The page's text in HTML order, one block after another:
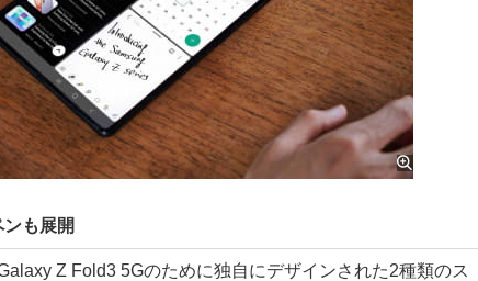
も展開
Z Fold3 5Gのために独自にデザインされた2種類のス